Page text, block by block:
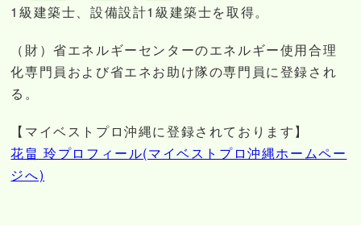
1級建築士、設備設計1級建築士を取得。
（財）省エネルギーセンターのエネルギー使用合理
化専門員および省エネお助け隊の専門員に登録され
る。
【マイベストプロ沖縄に登録されております】
花畠 玲プロフィール(マイベストプロ沖縄ホームペー
ジへ)